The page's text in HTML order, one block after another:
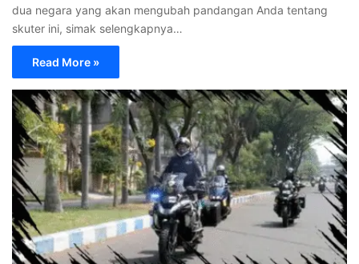
dua negara yang akan mengubah pandangan Anda tentang
skuter ini, simak selengkapnya…
Read More »